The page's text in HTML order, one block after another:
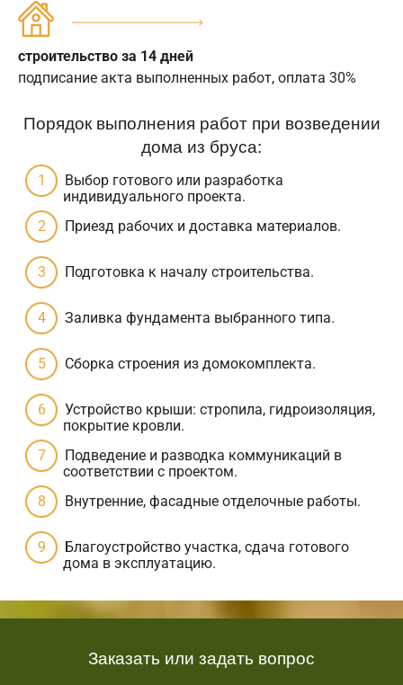
строительство за 14 дней
подписание акта выполненных работ, оплата 30%
Порядок выполнения работ при возведении
дома из бруса:
Выбор готового или разработка
индивидуального проекта.
Приезд рабочих и доставка материалов.
Подготовка к началу строительства.
Заливка фундамента выбранного типа.
Сборка строения из домокомплекта.
Устройство крыши: стропила, гидроизоляция,
покрытие кровли.
Подведение и разводка коммуникаций в
соответствии с проектом.
Внутренние, фасадные отделочные работы.
Благоустройство участка, сдача готового
дома в эксплуатацию.
Заказать или задать вопрос